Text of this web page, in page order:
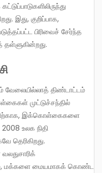
இது, குறிப்பாக,
பிரிவைச் சேர்ந்த
தள்ளுகின்றது.
முட்டுச்சந்தில்
இக்கொள்கைகளை
2008 உலக நிதி
தெரிகிறது.
மக்களை மையமாகக் கொண்ட